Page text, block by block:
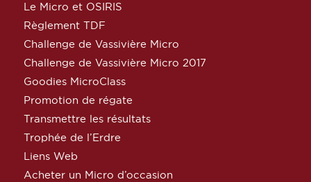
Le Micro et OSIRIS
Règlement TDF
Challenge de Vassivière Micro
Challenge de Vassivière Micro 2017
Goodies MicroClass
Promotion de régate
Transmettre les résultats
Trophée de l’Erdre
Liens Web
Acheter un Micro d’occasion